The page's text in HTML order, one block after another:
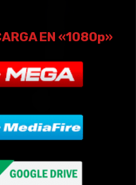
EN «1080p»